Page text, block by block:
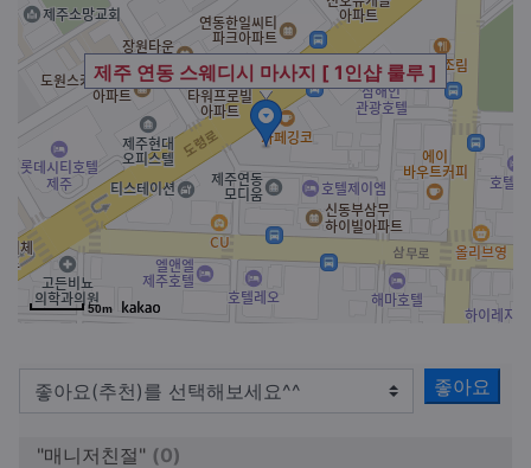
제주 연동 스웨디시 마사지 [ 1인샵 룰루 ]
50m
좋아요
"매니저친절" (0)